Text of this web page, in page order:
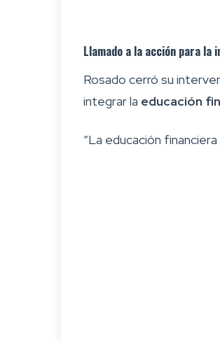
Llamado a la acción para la
Rosado cerró su
integrar la educación
“La educación